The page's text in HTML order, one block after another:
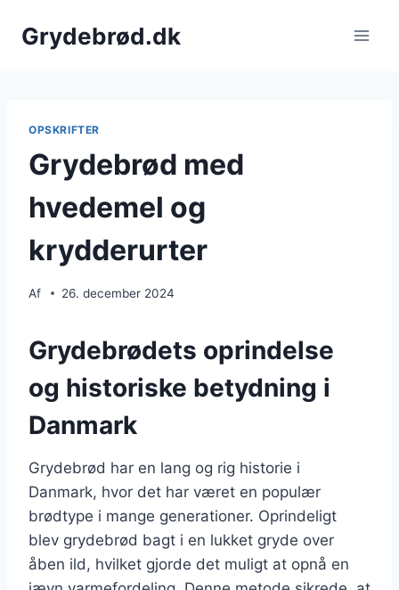
Grydebrød.dk
OPSKRIFTER
Grydebrød med
hvedemel og
krydderurter
Af 26. december 2024
Grydebrødets oprindelse
og historiske betydning i
Danmark
Grydebrød har en lang og rig historie i
Danmark, hvor det har været en populær
brødtype i mange generationer. Oprindeligt
blev grydebrød bagt i en lukket gryde over
åben ild, hvilket gjorde det muligt at opnå en